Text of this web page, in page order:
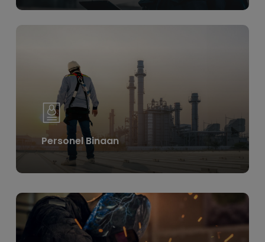
Personel Binaan
Learn
more